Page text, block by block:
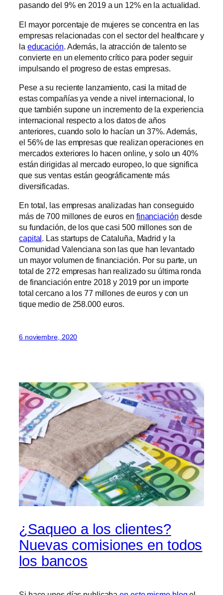
pasando del 9% en 2019 a un 12% en la actualidad.
El mayor porcentaje de mujeres se concentra en las
empresas relacionadas con el sector del healthcare y
la educación . Además, la atracción de talento se
convierte en un elemento crítico para poder seguir
impulsando el progreso de estas empresas.
Pese a su reciente lanzamiento, casi la mitad de
estas compañías ya vende a nivel internacional, lo
que también supone un incremento de la experiencia
internacional respecto a los datos de años
anteriores, cuando solo lo hacían un 37%. Además,
el 56% de las empresas que realizan operaciones en
mercados exteriores lo hacen online, y solo un 40%
están dirigidas al mercado europeo, lo que significa
que sus ventas están geográficamente más
diversificadas.
En total, las empresas analizadas han conseguido
más de 700 millones de euros en financiación desde
su fundación, de los que casi 500 millones son de
capital. Las startups de Cataluña, Madrid y la
Comunidad Valenciana son las que han levantado
un mayor volumen de financiación. Por su parte, un
total de 272 empresas han realizado su última ronda
de financiación entre 2018 y 2019 por un importe
total cercano a los 77 millones de euros y con un
tique medio de 258.000 euros.
6 noviembre, 2020
¿Saqueo a los clientes?
Nuevas comisiones en todos
los bancos